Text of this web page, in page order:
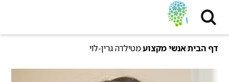
דף הביתאנשי מקצועמטילדה גרין-לוי